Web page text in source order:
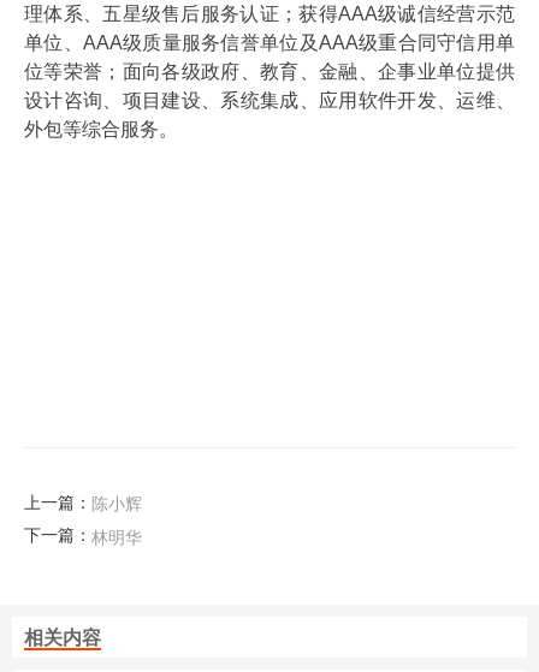
理体系、五星级售后服务认证；获得AAA级诚信经营示范
单位、AAA级质量服务信誉单位及AAA级重合同守信用单
位等荣誉；面向各级政府、教育、金融、企事业单位提供
设计咨询、项目建设、系统集成、应用软件开发、运维、
外包等综合服务。
上一篇： 陈小辉
下一篇： 林明华
相关内容